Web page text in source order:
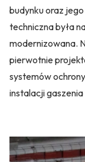
budynku oraz
techniczna była
modernizowana.
pierwotnie
systemów
instalacji